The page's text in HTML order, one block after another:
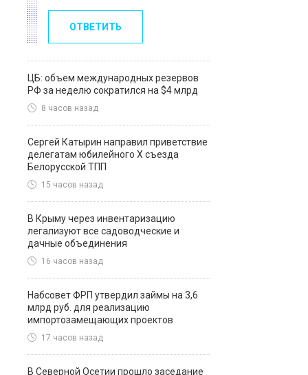
ОТВЕТИТЬ
ЦБ: объем международных резервов
РФ за неделю сократился на $4 млрд
8 часов назад
Сергей Катырин направил приветствие
делегатам юбилейного Х съезда
Белорусской ТПП
15 часов назад
В Крыму через инвентаризацию
легализуют все садоводческие и
дачные объединения
16 часов назад
Набсовет ФРП утвердил займы на 3,6
млрд руб. для реализацию
импортозамещающих проектов
17 часов назад
В Северной Осетии прошло заседание